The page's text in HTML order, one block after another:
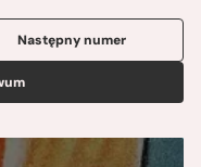
Następny numer